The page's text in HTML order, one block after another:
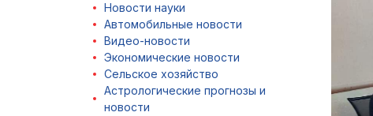
Новости науки
Автомобильные новости
Видео-новости
Экономические новости
Сельское хозяйство
Астрологические прогнозы и
новости